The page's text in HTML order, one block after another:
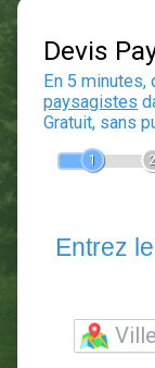
Devis
En 5